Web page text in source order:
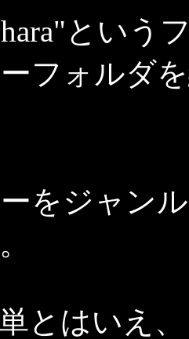
という
フォルダ
をジャン
とはいえ